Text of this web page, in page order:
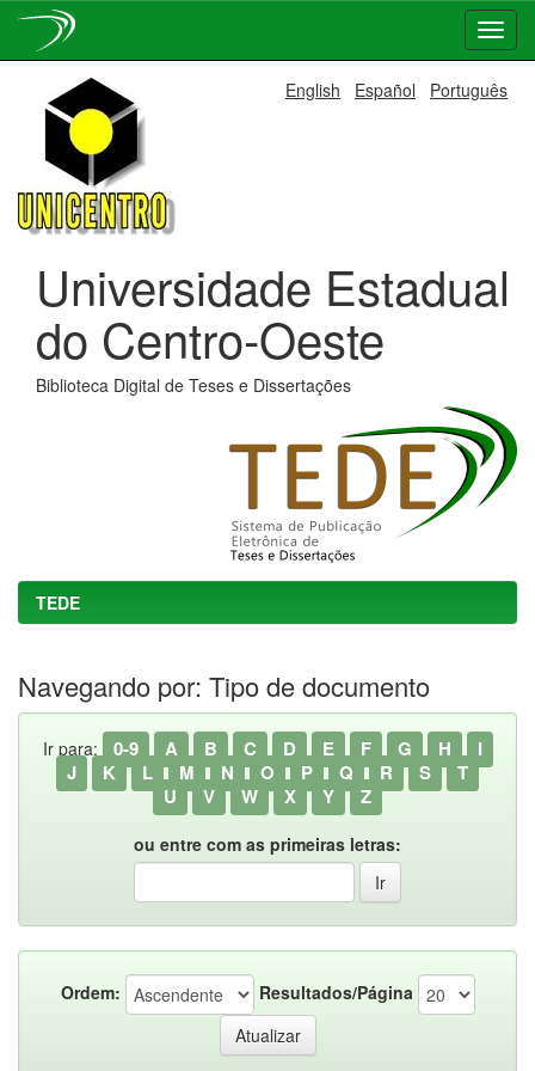
navigation
English Español Português
Universidade Estadual
do Centro-Oeste
Biblioteca Digital de Teses e Dissertações
TEDE
Navegando por: Tipo de documento
Ir para: 0-9 A B C D E F G H
I
J
K L M N O P Q R S
T
U
V W X Y Z
ou entre com as primeiras letras:
Ordem: Resultados/Página